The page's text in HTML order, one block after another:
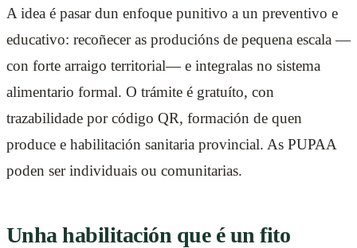
A idea é pasar dun enfoque punitivo a un preventivo e
educativo: recoñecer as producións de pequena escala —
con forte arraigo territorial— e integralas no sistema
alimentario formal. O trámite é gratuíto, con
trazabilidade por código QR, formación de quen
produce e habilitación sanitaria provincial. As PUPAA
poden ser individuais ou comunitarias.
Unha habilitación que é un fito